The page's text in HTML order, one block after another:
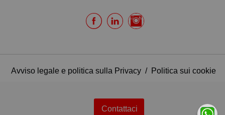
Contattaci
Avviso legale e politica sulla Privacy / Politica sui cookie